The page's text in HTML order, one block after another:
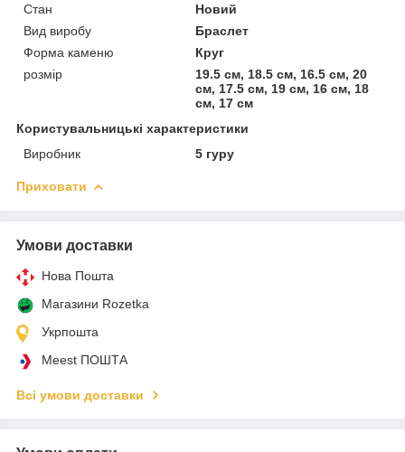
Стан
Новий
Вид виробу
Браслет
Форма каменю
Круг
розмір
19.5 см, 18.5 см, 16.5 см, 20
см, 17.5 см, 19 см, 16 см, 18
см, 17 см
Користувальницькі характеристики
Виробник
5 гуру
Приховати
Умови доставки
Нова Пошта
Магазини Rozetka
Укрпошта
Meest ПОШТА
Всі умови доставки